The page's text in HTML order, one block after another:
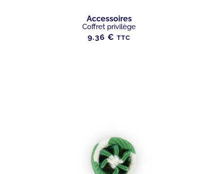
Accessoires
Coffret privilège
9.36 € TTC